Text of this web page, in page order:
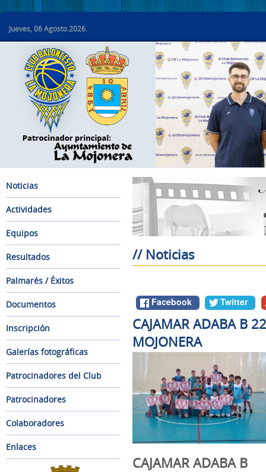
Jueves, 06 Agosto.2026.
Noticias
Actividades
Equipos
Resultados
Palmarés / Éxitos
Documentos
Inscripción
Galerías fotográficas
Patrocinadores del Club
Patrocinadores
Colaboradores
Enlaces
// Noticias
Facebook Twitter
CAJAMAR ADABA B
MOJONERA
CAJAMAR ADABA B